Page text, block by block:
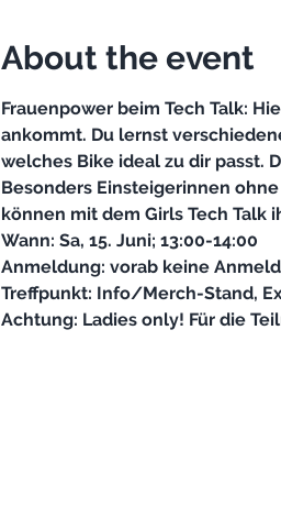
About the event
Frauenpower beim Tech Talk:
ankommt. Du lernst
welches Bike ideal zu dir passt.
Besonders Einsteigerinnen
Achtung: Ladies only! Für die